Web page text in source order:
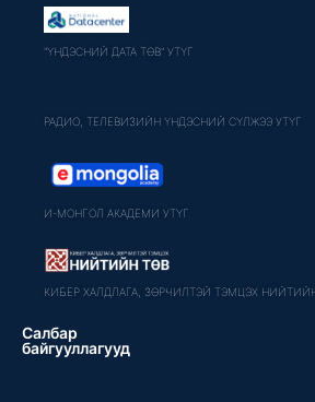
"ҮНДЭСНИЙ ДАТА ТӨВ" УТҮГ
РАДИО, ТЕЛЕВИЗИЙН ҮНДЭСНИЙ СҮЛЖЭЭ УТҮГ
И-МОНГОЛ АКАДЕМИ УТҮГ
КИБЕР ХАЛДЛАГА, ЗӨРЧИЛТЭЙ ТЭМЦЭХ
Салбар
байгууллагууд